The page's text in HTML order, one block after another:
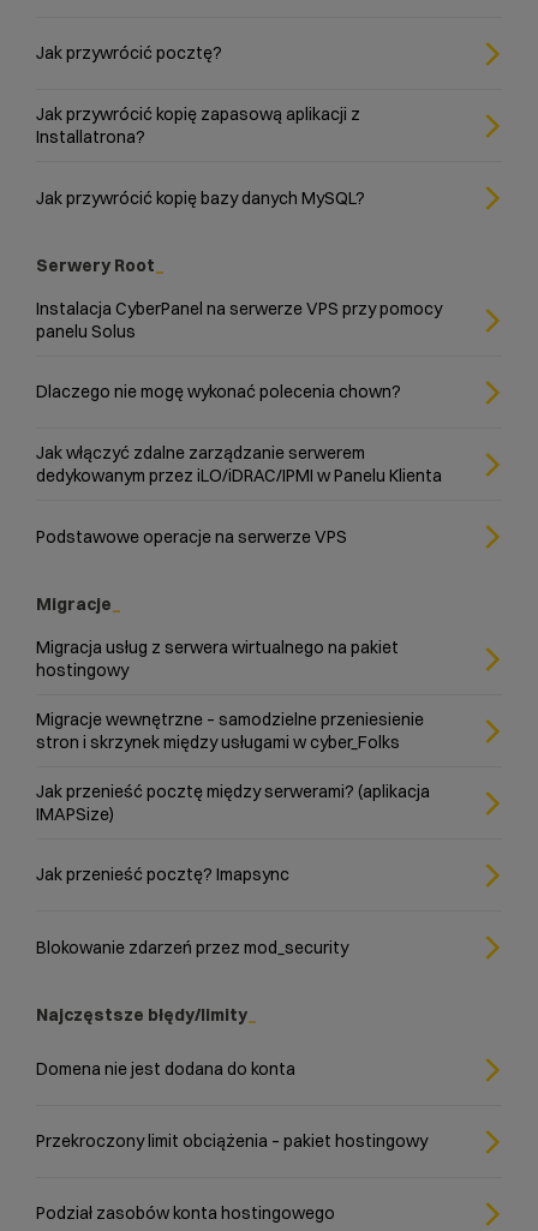
Jak przywrócić pocztę?
Jak przywrócić kopię zapasową aplikacji z
Installatrona?
Jak przywrócić kopię bazy danych MySQL?
Serwery Root
Instalacja CyberPanel na serwerze VPS przy pomocy
panelu Solus
Dlaczego nie mogę wykonać polecenia chown?
Jak włączyć zdalne zarządzanie serwerem
dedykowanym przez iLO/iDRAC/IPMI w Panelu Klienta
Podstawowe operacje na serwerze VPS
Migracje
Migracja usług z serwera wirtualnego na pakiet
hostingowy
Migracje wewnętrzne – samodzielne przeniesienie
stron i skrzynek między usługami w cyber_Folks
Jak przenieść pocztę między serwerami? (aplikacja
IMAPSize)
Jak przenieść pocztę? Imapsync
Blokowanie zdarzeń przez mod_security
Najczęstsze błędy/limity
Domena nie jest dodana do konta
Przekroczony limit obciążenia – pakiet hostingowy
Podział zasobów konta hostingowego